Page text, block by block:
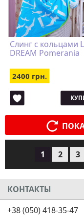
Cлинг с кольцами
DREAM Pomerania
2400 грн.
1 2 3
КОНТАКТЫ
+38 (050) 418-35-47